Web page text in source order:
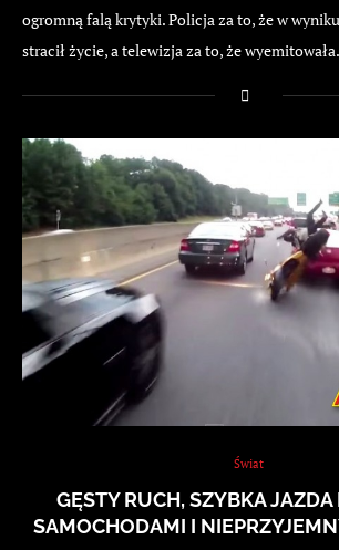
ogromną falą krytyki. Policja za to, że w
stracił życie, a telewizja za to, że
Świat
GĘSTY RUCH, SZYBKA
SAMOCHODAMI I